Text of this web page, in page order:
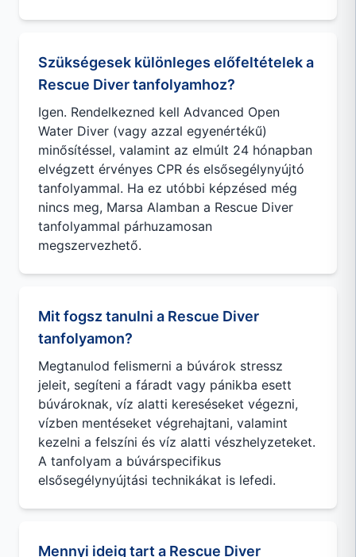
Szükségesek különleges előfeltételek a
Rescue Diver tanfolyamhoz?
Igen. Rendelkezned kell Advanced Open
Water Diver (vagy azzal egyenértékű)
minősítéssel, valamint az elmúlt 24 hónapban
elvégzett érvényes CPR és elsősegélynyújtó
tanfolyammal. Ha ez utóbbi képzésed még
nincs meg, Marsa Alamban a Rescue Diver
tanfolyammal párhuzamosan
megszervezhető.
Mit fogsz tanulni a Rescue Diver
tanfolyamon?
Megtanulod felismerni a búvárok stressz
jeleit, segíteni a fáradt vagy pánikba esett
búvároknak, víz alatti kereséseket végezni,
vízben mentéseket végrehajtani, valamint
kezelni a felszíni és víz alatti vészhelyzeteket.
A tanfolyam a búvárspecifikus
elsősegélynyújtási technikákat is lefedi.
Mennyi ideig tart a Rescue Diver